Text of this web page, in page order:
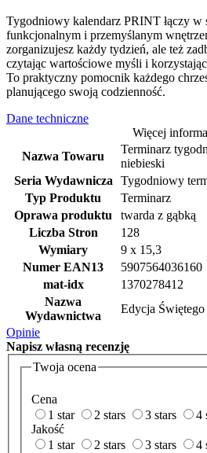
Tygodniowy kalendarz PRINT łączy w
funkcjonalnym i przemyślanym
zorganizujesz każdy tydzień, ale też
czytając wartościowe myśli i
To praktyczny pomocnik każdego
planującego swoją codzienność.
Dane techniczne
Więcej
Nazwa Towaru
Terminarz
niebieski
Seria Wydawnicza
Tygodniowy
Typ Produktu
Terminarz
Oprawa produktu
twarda z gąbką
Liczba Stron
128
Wymiary
9 x 15,3
Numer EAN13
5907564036160
mat-idx
1370278412
Nazwa
Wydawnictwa
Edycja Świętego
Opinie
Napisz własną recenzję
Twoja ocena
Cena
1 star
2 stars 3 stars 4
Jakość
1 star
2 stars 3 stars 4